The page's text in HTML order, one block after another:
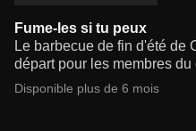
Fume-les si tu peux
Le barbecue de fin d'été de
départ pour les membres
Disponible plus de 6 mois